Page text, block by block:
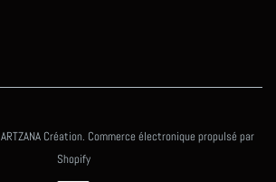
ARTZANA Création. Commerce électronique propulsé par
Shopify